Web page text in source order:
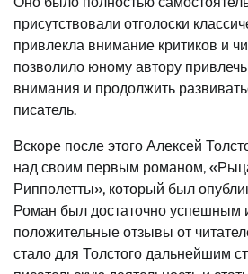
присутствовали отголоски
привлекла внимание критиков и
позволило юному автору
внимания и продолжить
писатель.
Вскоре после этого Алексей
над своим первым романом,
Рипполетты», который был
Роман был достаточно успешным
положительные отзывы от
стало для Толстого дальнейшим